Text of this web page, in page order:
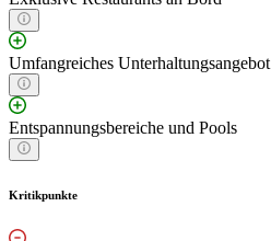
Umfangreiches Unterhaltungsangebot
Entspannungsbereiche und Pools
Kritikpunkte